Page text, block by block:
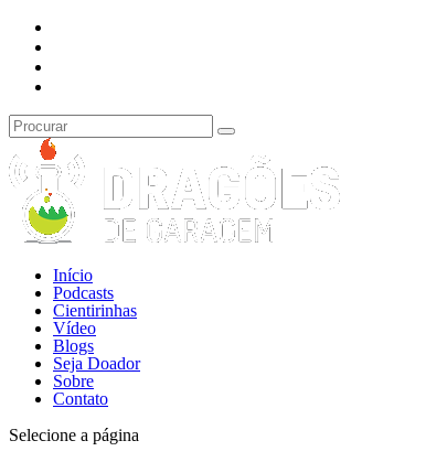
Início
Podcasts
Cientirinhas
Vídeo
Blogs
Seja Doador
Sobre
Contato
Selecione a página